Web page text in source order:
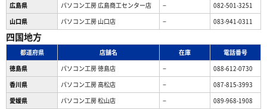
広島県
パソコン工房 広島商工センター店 −
082-501-3251
山口県
パソコン工房 山口店 − 083-941-0311
四国地方
都道府県 店舗名 在庫
電話番号
徳島県
パソコン工房 徳島店 −
088-612-0730
香川県
パソコン工房 高松店 −
087-815-3993
愛媛県
パソコン工房 松山店 − 089-968-1908